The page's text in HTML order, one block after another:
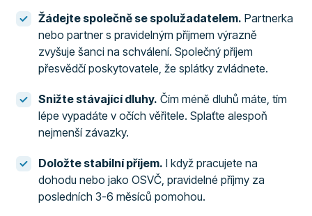
Žádejte společně se spolužadatelem. Partnerka
nebo partner s pravidelným příjmem výrazně
zvyšuje šanci na schválení. Společný příjem
přesvědčí poskytovatele, že splátky zvládnete.
Snižte stávající dluhy. Čím méně dluhů máte, tím
lépe vypadáte v očích věřitele. Splaťte alespoň
nejmenší závazky.
Doložte stabilní příjem. I když pracujete na
dohodu nebo jako OSVČ, pravidelné příjmy za
posledních 3-6 měsíců pomohou.